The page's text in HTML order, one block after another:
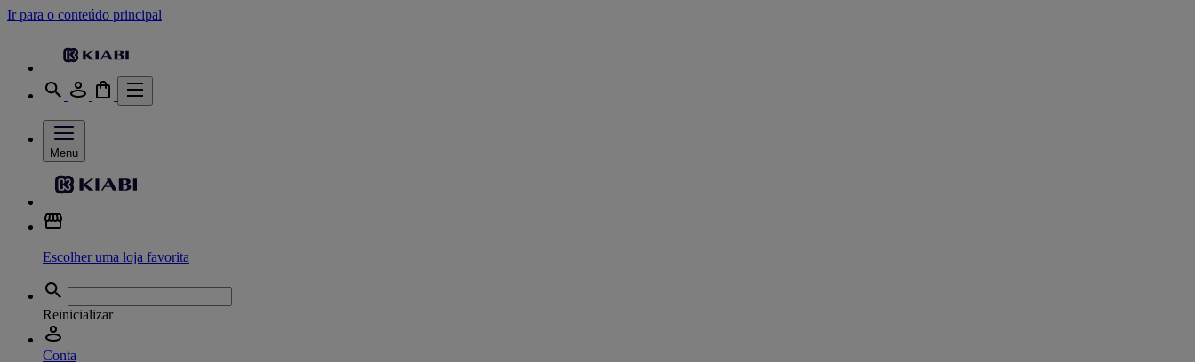
Ir para o conteúdo principal
Menu
Escolher uma loja favorita
Reinicializar
Conta